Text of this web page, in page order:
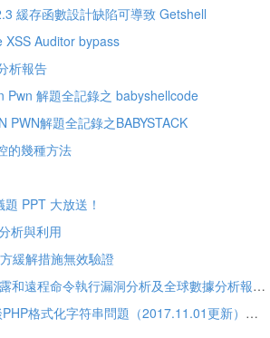
緩存函數設計缺陷可導致 Getshell
XSS Auditor bypass
析報告
Pwn 解題全記錄之 babyshellcode
PWN解題全記錄之BABYSTACK
的幾種方法
題 PPT 大放送！
析與利用
緩解措施無效驗證
D-Link 路由器信息泄露和遠程命令執行漏洞分析及全球數據分析報告
從WordPress SQLi談PHP格式化字符串問題（2017.11.01更新）